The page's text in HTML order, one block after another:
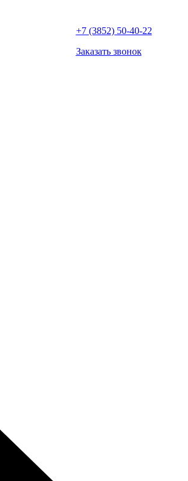
+7 (3852) 50-40-22
Заказать звонок